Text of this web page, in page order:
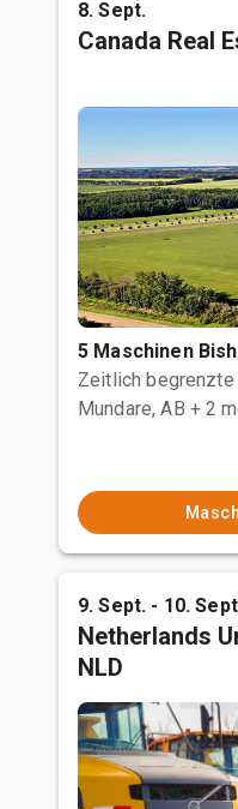
8. Sept.
Canada Real
5 Maschinen
Zeitlich begrenzte
Mundare, AB + 2
9. Sept. - 10.
Netherlands
NLD